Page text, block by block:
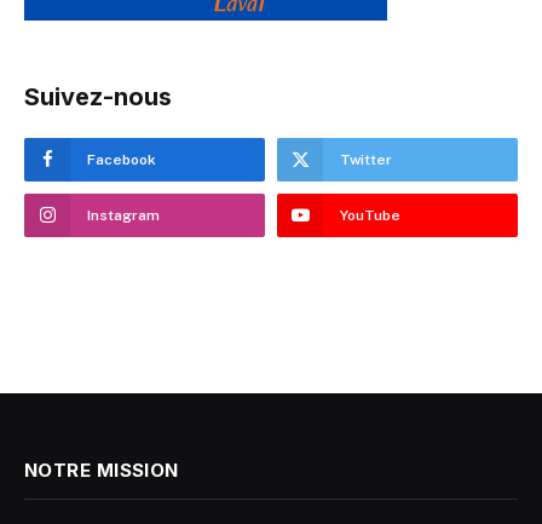
Suivez-nous
Facebook Twitter
Instagram YouTube
NOTRE MISSION